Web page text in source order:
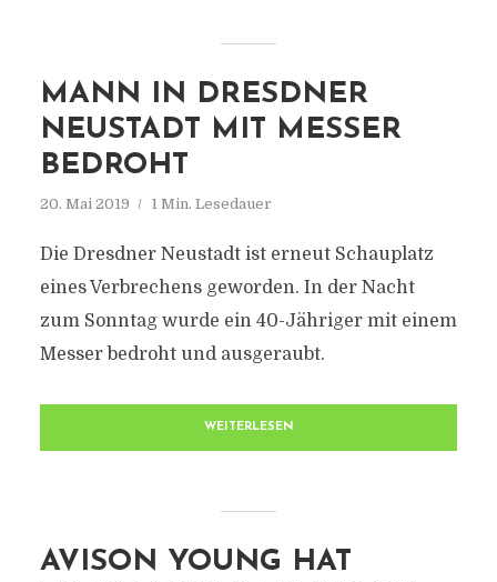
MANN IN DRESDNER
NEUSTADT MIT MESSER
BEDROHT
20. Mai 2019 1 Min. Lesedauer
Die Dresdner Neustadt ist erneut Schauplatz
eines Verbrechens geworden. In der Nacht
zum Sonntag wurde ein 40-Jähriger mit einem
Messer bedroht und ausgeraubt.
WEITERLESEN
AVISON YOUNG HAT